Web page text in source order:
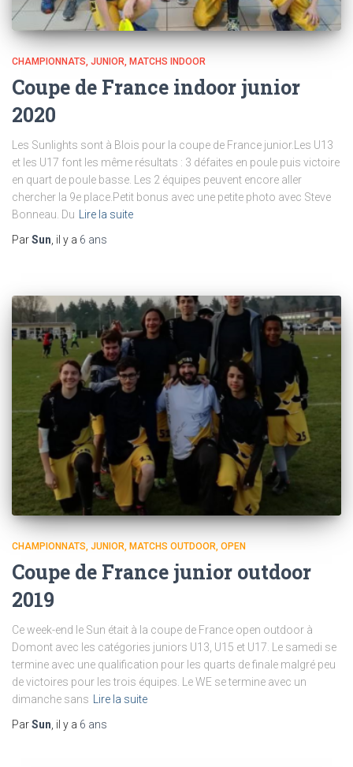
CHAMPIONNATS JUNIOR MATCHS INDOOR
Coupe de France indoor junior
2020
Les Sunlights sont à Blois pour la coupe de France junior.Les U13
et les U17 font les même résultats : 3 défaites en poule puis victoire
en quart de poule basse. Les 2 équipes peuvent encore aller
chercher la 9e place.Petit bonus avec une petite photo avec Steve
Bonneau. Du
Lire la suite
ParSun , il y a 6 ans
CHAMPIONNATS JUNIOR MATCHS OUTDOOR OPEN
Coupe de France junior outdoor
2019
Ce week-end le Sun était à la coupe de France open outdoor à
Domont avec les catégories juniors U13, U15 et U17. Le samedi se
termine avec une qualification pour les quarts de finale malgré peu
de victoires pour les trois équipes. Le WE se termine avec un
dimanche sans
Lire la suite
ParSun , il y a 6 ans